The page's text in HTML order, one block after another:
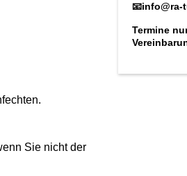
Sie nicht der
📧info@ra-
Termine